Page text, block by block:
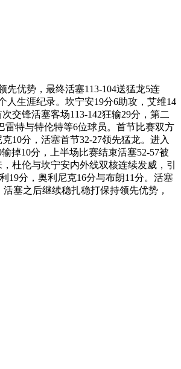
优势，最终活塞113-104送猛龙5连
人生涯纪录。坎宁安19分6助攻，艾维14
交锋活塞客场113-142狂输29分，第二
雷特与特伦特等6位球员。首节比赛双方
10分，活塞首节32-27领先猛龙。进入
掉10分，上半场比赛结束活塞52-57被
杜伦与坎宁安内外线双核连续发威，引
19分，奥利尼克16分与布朗11分。活塞
塞之后继续稳扎稳打保持领先优势，